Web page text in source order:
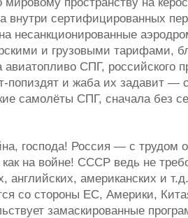
сертифицированных
несанкционированные
и грузовыми тарифами,
авиатопливо СПГ, российского
попиздят и жаба их задавит —
самолёты СПГ, сначала без
господа! Россия — с трудом
на войне! СССР ведь не
английских, американских и
со стороны ЕС, Америки,
замаскированные